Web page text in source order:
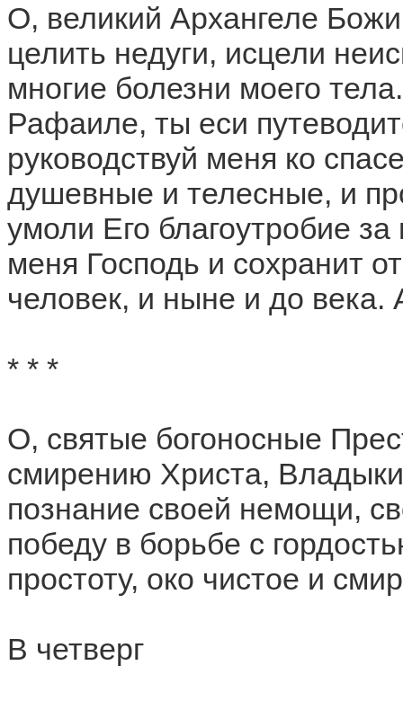
О, великий Архангеле
целить недуги, исцели
многие болезни моего
Рафаиле, ты еси
руководствуй меня ко
душевные и телесные, и
умоли Его благоутробие
меня Господь и сохранит
человек, и ныне и до века.
* * *
О, святые богоносные
смирению Христа,
познание своей немощи,
победу в борьбе с
простоту, око чистое и
В четверг